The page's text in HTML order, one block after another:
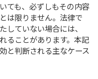
ても、必ずしもその内容
は限りません。法律で
していない場合には、
ることがあります。本記
と判断される主なケース